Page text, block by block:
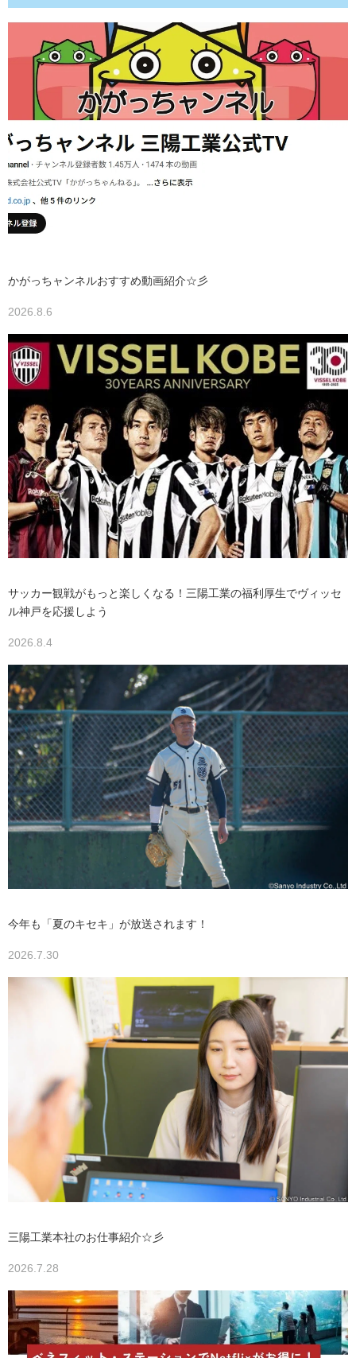
かがっちャンネルおすすめ動画紹介☆彡
2026.8.6
サッカー観戦がもっと楽しくなる！三陽工業の福利厚生でヴィッセ
ル神戸を応援しよう
2026.8.4
今年も「夏のキセキ」が放送されます！
2026.7.30
三陽工業本社のお仕事紹介☆彡
2026.7.28